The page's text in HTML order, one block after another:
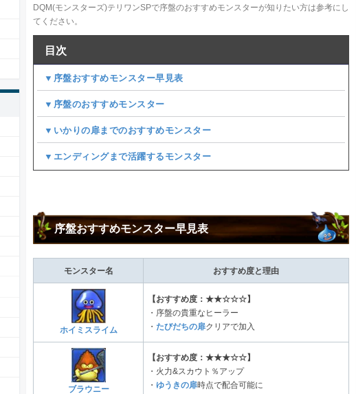
DQM(モンスターズ)テリワンSPで序盤のおすすめモンスターが知りたい方は参考にし
てください。
目次
▼序盤おすすめモンスター早見表
▼序盤のおすすめモンスター
▼いかりの扉までのおすすめモンスター
▼エンディングまで活躍するモンスター
序盤おすすめモンスター早見表
モンスター名 おすすめ度と理由
ホイミスライム
【おすすめ度：★★☆☆☆】
・序盤の貴重なヒーラー
・ たびだちの扉クリアで加入
ブラウニー
【おすすめ度：★★★☆☆】
・火力&スカウト％アップ
・ ゆうきの扉時点で配合可能に